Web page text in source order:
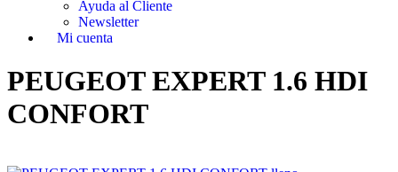
Ayuda al Cliente
Newsletter
Mi cuenta
PEUGEOT EXPERT 1.6 HDI
CONFORT